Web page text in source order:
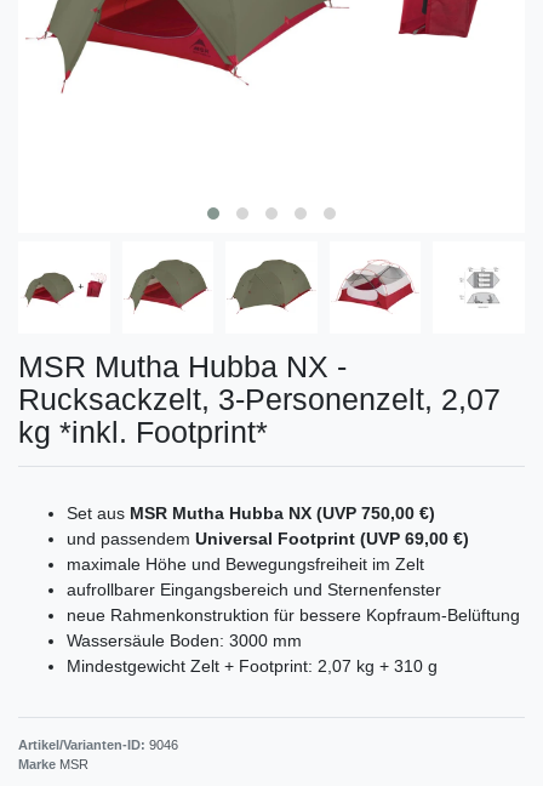
MSR Mutha Hubba NX -
Rucksackzelt, 3-Personenzelt, 2,07
kg *inkl. Footprint*
Set aus MSR Mutha Hubba NX (UVP 750,00 €)
und passendem Universal Footprint (UVP 69,00 €)
maximale Höhe und Bewegungsfreiheit im Zelt
aufrollbarer Eingangsbereich und Sternenfenster
neue Rahmenkonstruktion für bessere Kopfraum-Belüftung
Wassersäule Boden: 3000 mm
Mindestgewicht Zelt + Footprint: 2,07 kg + 310 g
Artikel/Varianten-ID: 9046
Marke MSR